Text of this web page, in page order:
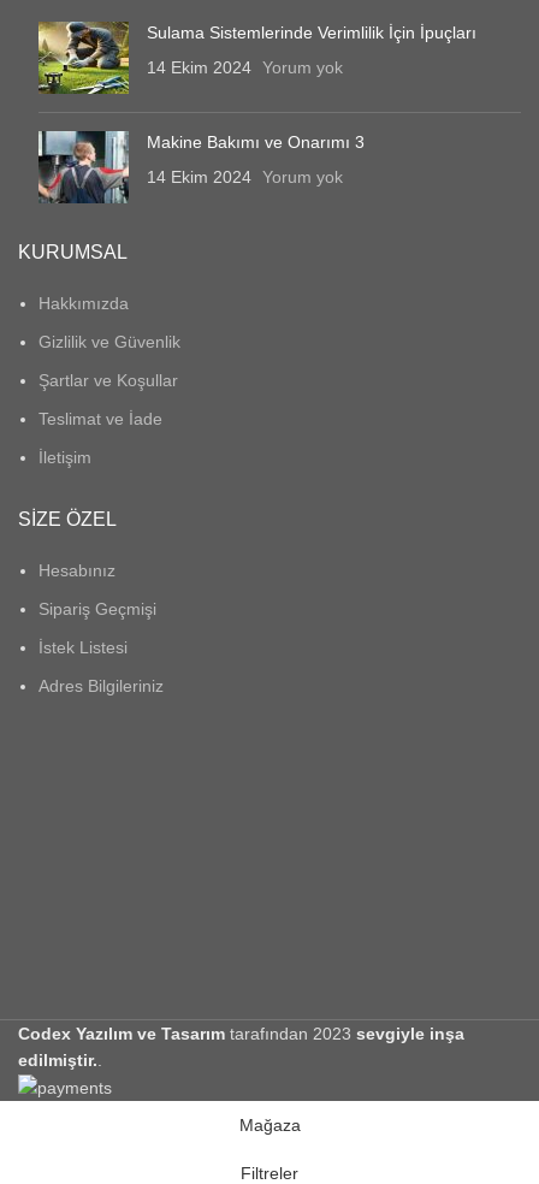
Sulama Sistemlerinde Verimlilik İçin İpuçları
14 Ekim 2024 Yorum yok
Makine Bakımı ve Onarımı 3
14 Ekim 2024 Yorum yok
KURUMSAL
Hakkımızda
Gizlilik ve Güvenlik
Şartlar ve Koşullar
Teslimat ve İade
İletişim
SIZE ÖZEL
Hesabınız
Sipariş Geçmişi
İstek Listesi
Adres Bilgileriniz
Codex Yazılım ve Tasarım tarafından 2023 sevgiyle inşa
edilmiştir.
Mağaza
Filtreler